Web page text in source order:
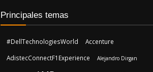
Principales temas
#DellTechnologiesWorld
Accenture
AdistecConnectF1Experience
Alejandro Dirgan